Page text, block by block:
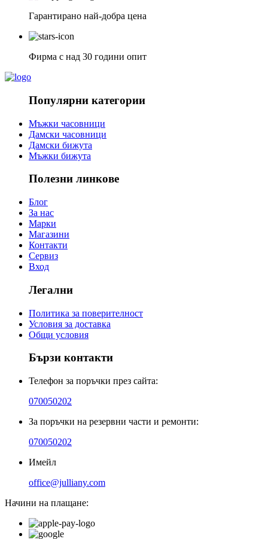
Гарантирано най-добра цена
Фирма с над 30 години опит
Популярни категории
Мъжки часовници
Дамски часовници
Дамски бижута
Мъжки бижута
Полезни линкове
Блог
За нас
Марки
Магазини
Контакти
Сервиз
Вход
Легални
Политика за поверителност
Условия за доставка
Общи условия
Бързи контакти
Телефон за поръчки през сайта:
070050202
За поръчки на резервни части и ремонти:
070050202
Имейл
office@julliany.com
Начини на плащане: